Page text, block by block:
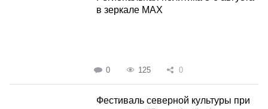
в зеркале MAX
0 125 0
Фестиваль северной культуры при